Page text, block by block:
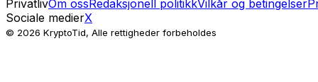
PrivatlivOm ossRedaksjonell politikkVilkår og betingelser
Sociale medierX
© 2026 KryptoTid, Alle rettigheder forbeholdes